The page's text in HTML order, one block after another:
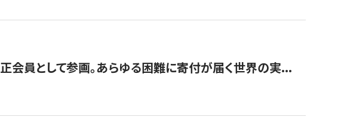
会員として参画。あらゆる困難に寄付が届く世界の実...